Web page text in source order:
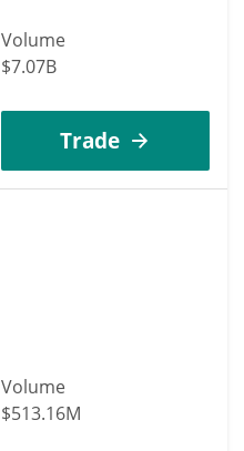
Volume
$7.07B
Trade
Volume
$513.16M